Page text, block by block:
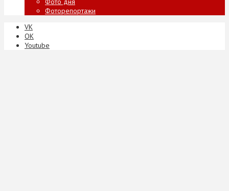
Фоторепортажи
VK
ОК
Youtube